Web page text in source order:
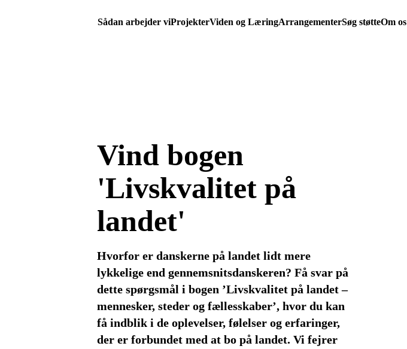
Sådan arbejder viProjekterViden og LæringArrangementerSøg støtteOm os
Vind bogen
'Livskvalitet på
landet'
Hvorfor er danskerne på landet lidt mere
lykkelige end gennemsnitsdanskeren? Få svar på
dette spørgsmål i bogen ’Livskvalitet på landet –
mennesker, steder og fællesskaber’, hvor du kan
få indblik i de oplevelser, følelser og erfaringer,
der er forbundet med at bo på landet. Vi fejrer